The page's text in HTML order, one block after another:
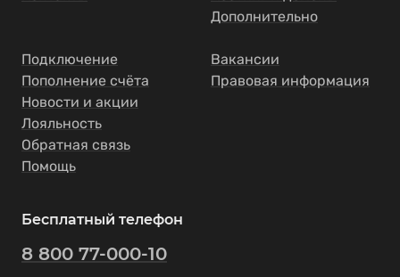
Дополнительно
Подключение
Пополнение счёта
Новости и акции
Лояльность
Обратная связь
Помощь
Вакансии
Правовая информация
Бесплатный телефон
8 800 77-000-10